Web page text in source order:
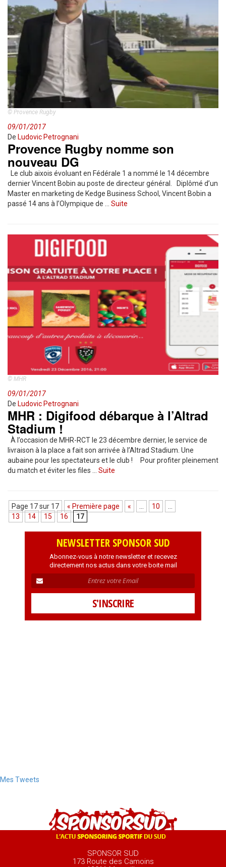
© Provence Rugby
09/01/2017
De Ludovic Petrognani
Provence Rugby nomme son
nouveau DG
Le club aixois évoluant en Fédérale 1 a nommé le 14 décembre
dernier Vincent Bobin au poste de directeur général. Diplômé d’un
Master en marketing de Kedge Business School, Vincent Bobin a
passé 14 ans à l’Olympique de … Suite
© MHR
09/01/2017
De Ludovic Petrognani
MHR : Digifood débarque à l’Altrad
Stadium !
À l’occasion de MHR-RCT le 23 décembre dernier, le service de
livraison à la place a fait son arrivée à l’Altrad Stadium. Une
aubaine pour les spectateurs et le club ! Pour profiter pleinement
du match et éviter les files … Suite
Page 17 sur 17 « Première page « 10
13
14 15 16 17
NEWSLETTER SPONSOR SUD
Abonnez-vous à notre newsletter et recevez
directement nos actus dans votre boite mail
Mes Tweets
SPONSOR SUD
173 Route des Camoins